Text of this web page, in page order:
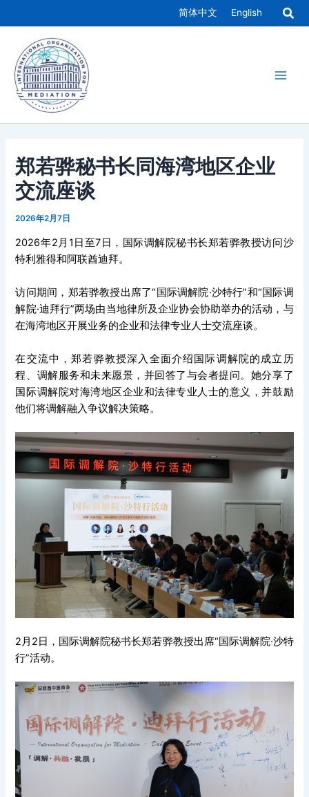
至
简体中文 English
郑若骅秘书长同海湾地区企业
交流座谈
2026年2月7日
2026年2月1日至7日，国际调解院秘书长郑若骅教授访问沙
特利雅得和阿联酋迪拜。
访问期间，郑若骅教授出席了“国际调解院·沙特行”和“国际调
解院·迪拜行”两场由当地律所及企业协会协助举办的活动，与
在海湾地区开展业务的企业和法律专业人士交流座谈。
在交流中，郑若骅教授深入全面介绍国际调解院的成立历
程、调解服务和未来愿景，并回答了与会者提问。她分享了
国际调解院对海湾地区企业和法律专业人士的意义，并鼓励
他们将调解融入争议解决策略。
2月2日，国际调解院秘书长郑若骅教授出席“国际调解院·沙特
行”活动。